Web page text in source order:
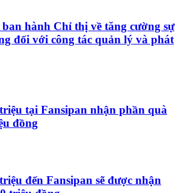
hành Chỉ thị về tăng cường sự
đối với công tác quản lý và phát
tại Fansipan nhận phần quà
đồng
đến Fansipan sẽ được nhận